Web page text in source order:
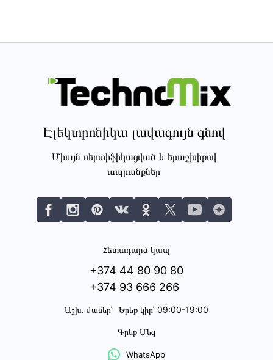
Էլեկտրոնիկա լավագույն գնով
Միայն սերտիֆիկացված և երաշխիքով
ապրանքներ
Հետադարձ կապ
+374 44 80 90 80
+374 93 666 266
Աշխ․ ժամեր՝ Երեք կիր՝ 09:00-19:00
Գրեք Մեզ
WhatsApp